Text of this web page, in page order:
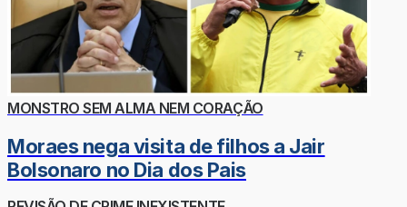
MONSTRO SEM ALMA NEM CORAÇÃO
Moraes nega visita de filhos a Jair
Bolsonaro no Dia dos Pais